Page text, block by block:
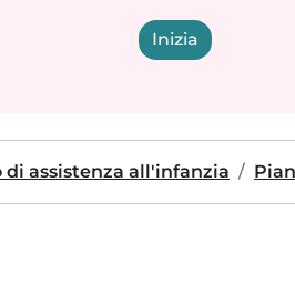
Inizia
di assistenza all'infanzia